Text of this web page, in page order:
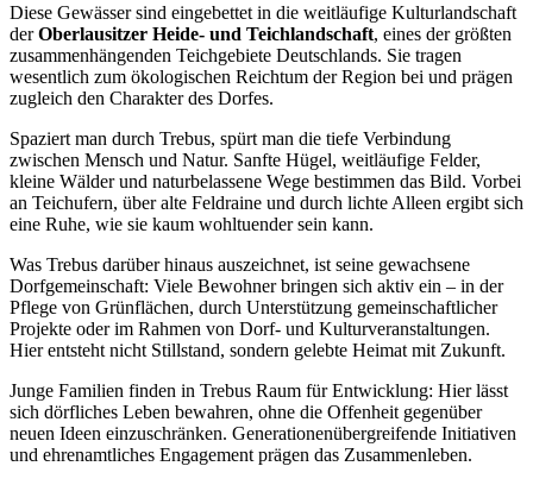
Diese Gewässer sind eingebettet in die weitläufige Kulturlandschaft
derOberlausitzer Heide- und Teichlandschaft, eines der größten
zusammenhängenden Teichgebiete Deutschlands. Sie tragen
wesentlich zum ökologischen Reichtum der Region bei und prägen
zugleich den Charakter des Dorfes.
Spaziert man durch Trebus, spürt man die tiefe Verbindung
zwischen Mensch und Natur. Sanfte Hügel, weitläufige Felder,
kleine Wälder und naturbelassene Wege bestimmen das Bild. Vorbei
an Teichufern, über alte Feldraine und durch lichte Alleen ergibt sich
eine Ruhe, wie sie kaum wohltuender sein kann.
Was Trebus darüber hinaus auszeichnet, ist seine gewachsene
Dorfgemeinschaft: Viele Bewohner bringen sich aktiv ein – in der
Pflege von Grünflächen, durch Unterstützung gemeinschaftlicher
Projekte oder im Rahmen von Dorf- und Kulturveranstaltungen.
Hier entsteht nicht Stillstand, sondern gelebte Heimat mit Zukunft.
Junge Familien finden in Trebus Raum für Entwicklung: Hier lässt
sich dörfliches Leben bewahren, ohne die Offenheit gegenüber
neuen Ideen einzuschränken. Generationenübergreifende Initiativen
und ehrenamtliches Engagement prägen das Zusammenleben.